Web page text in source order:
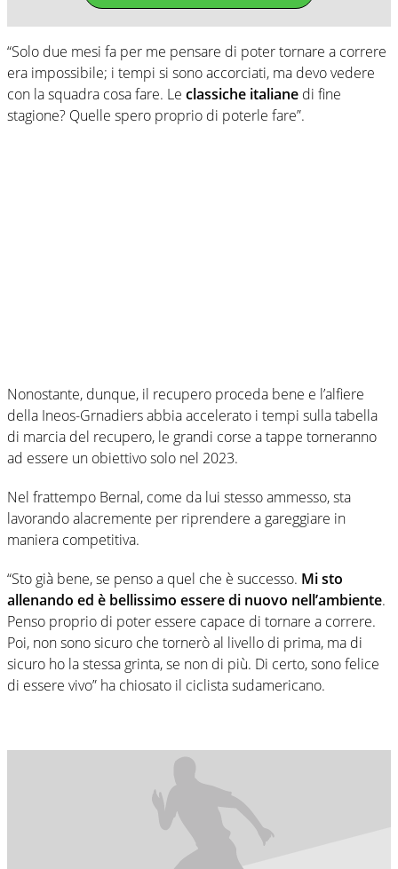
“Solo due mesi fa per me pensare di poter tornare a correre
era impossibile; i tempi si sono accorciati, ma devo vedere
con la squadra cosa fare. Le classiche italiane di fine
stagione? Quelle spero proprio di poterle fare”.
Nonostante, dunque, il recupero proceda bene e l’alfiere
della Ineos-Grnadiers abbia accelerato i tempi sulla tabella
di marcia del recupero, le grandi corse a tappe torneranno
ad essere un obiettivo solo nel 2023.
Nel frattempo Bernal, come da lui stesso ammesso, sta
lavorando alacremente per riprendere a gareggiare in
maniera competitiva.
“Sto già bene, se penso a quel che è successo. Mi sto
allenando ed è bellissimo essere di nuovo nell’ambiente.
Penso proprio di poter essere capace di tornare a correre.
Poi, non sono sicuro che tornerò al livello di prima, ma di
sicuro ho la stessa grinta, se non di più. Di certo, sono felice
di essere vivo” ha chiosato il ciclista sudamericano.